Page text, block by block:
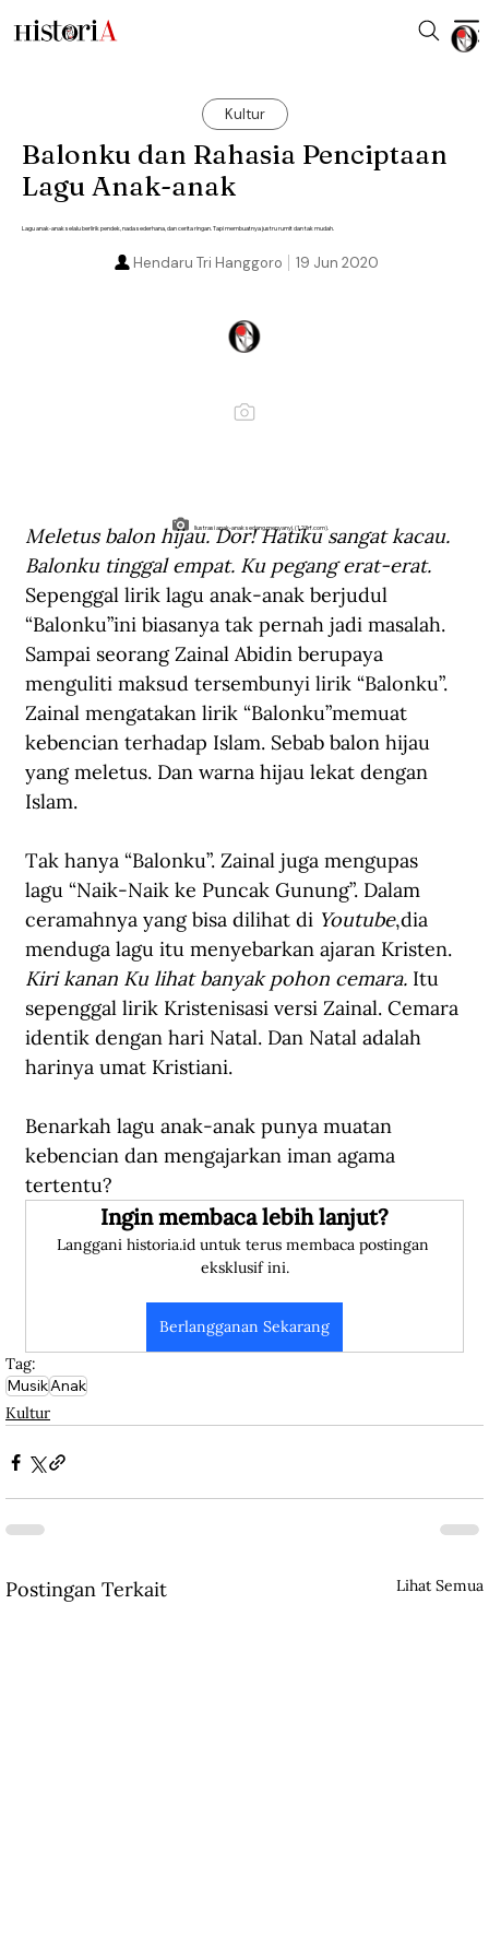
Kultur
Balonku dan Rahasia Penciptaan
Lagu Anak-anak
Lagu anak-anak selalu berlirik pendek, nada sederhana, dan cerita ringan. Tapi membuatnya justru rumit dan tak mudah.
19 Jun 2020
Hendaru Tri Hanggoro
Ilustrasi anak-anak sedang menyanyi. (123rf.com).
Meletus balon hijau. Dor! Hatiku sangat kacau.
Balonku tinggal empat. Ku pegang erat-erat.
Sepenggal lirik lagu anak-anak berjudul
“Balonku”ini biasanya tak pernah jadi masalah.
Sampai seorang Zainal Abidin berupaya
menguliti maksud tersembunyi lirik “Balonku”.
Zainal mengatakan lirik “Balonku”memuat
kebencian terhadap Islam. Sebab balon hijau
yang meletus. Dan warna hijau lekat dengan
Islam.
Tak hanya “Balonku”. Zainal juga mengupas
lagu “Naik-Naik ke Puncak Gunung”. Dalam
ceramahnya yang bisa dilihat di Youtube,dia
menduga lagu itu menyebarkan ajaran Kristen.
Kiri kanan Ku lihat banyak pohon cemara. Itu
sepenggal lirik Kristenisasi versi Zainal. Cemara
identik dengan hari Natal. Dan Natal adalah
harinya umat Kristiani.
Benarkah lagu anak-anak punya muatan
kebencian dan mengajarkan iman agama
tertentu?
Ingin membaca lebih lanjut?
Langgani historia.id untuk terus membaca postingan
eksklusif ini.
Berlangganan Sekarang
Tag:
MusikAnak
Kultur
Postingan Terkait Lihat Semua